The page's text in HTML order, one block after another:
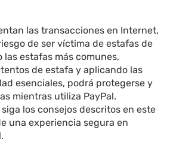
las transacciones en Internet,
de ser víctima de estafas de
las estafas más comunes,
de estafa y aplicando las
esenciales, podrá protegerse y
mientras utiliza PayPal.
los consejos descritos en este
una experiencia segura en